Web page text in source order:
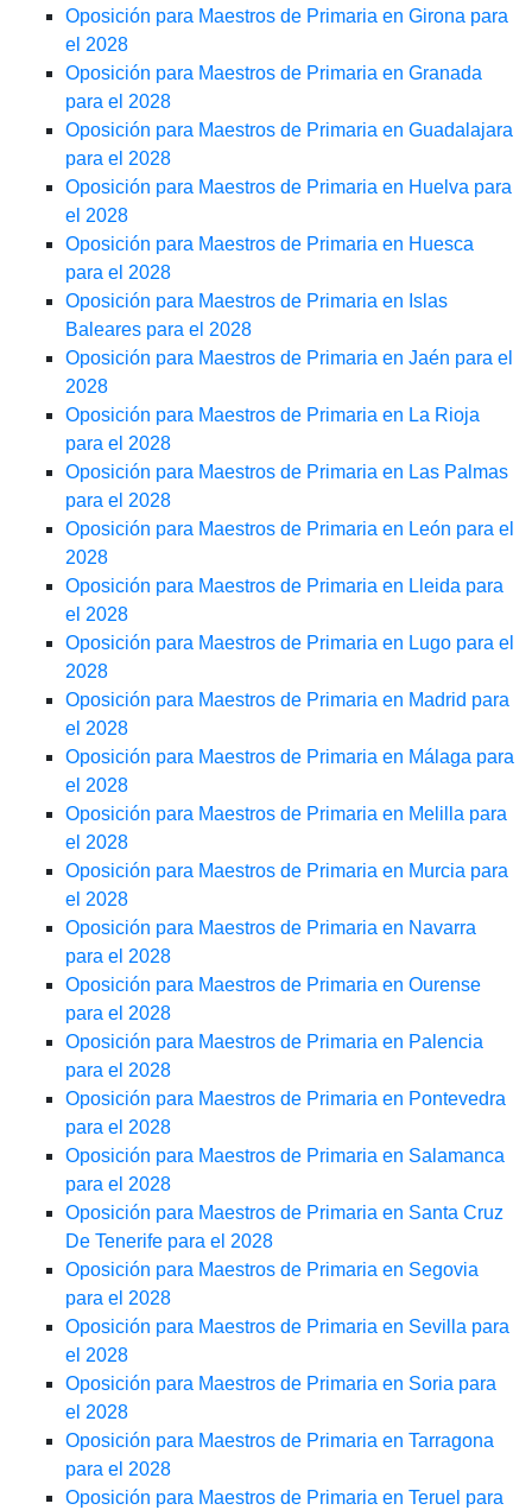
Oposición para Maestros de Primaria en Girona para
el 2028
Oposición para Maestros de Primaria en Granada
para el 2028
Oposición para Maestros de Primaria en Guadalajara
para el 2028
Oposición para Maestros de Primaria en Huelva para
el 2028
Oposición para Maestros de Primaria en Huesca
para el 2028
Oposición para Maestros de Primaria en Islas
Baleares para el 2028
Oposición para Maestros de Primaria en Jaén para el
2028
Oposición para Maestros de Primaria en La Rioja
para el 2028
Oposición para Maestros de Primaria en Las Palmas
para el 2028
Oposición para Maestros de Primaria en León para el
2028
Oposición para Maestros de Primaria en Lleida para
el 2028
Oposición para Maestros de Primaria en Lugo para el
2028
Oposición para Maestros de Primaria en Madrid para
el 2028
Oposición para Maestros de Primaria en Málaga para
el 2028
Oposición para Maestros de Primaria en Melilla para
el 2028
Oposición para Maestros de Primaria en Murcia para
el 2028
Oposición para Maestros de Primaria en Navarra
para el 2028
Oposición para Maestros de Primaria en Ourense
para el 2028
Oposición para Maestros de Primaria en Palencia
para el 2028
Oposición para Maestros de Primaria en Pontevedra
para el 2028
Oposición para Maestros de Primaria en Salamanca
para el 2028
Oposición para Maestros de Primaria en Santa Cruz
De Tenerife para el 2028
Oposición para Maestros de Primaria en Segovia
para el 2028
Oposición para Maestros de Primaria en Sevilla para
el 2028
Oposición para Maestros de Primaria en Soria para
el 2028
Oposición para Maestros de Primaria en Tarragona
para el 2028
Oposición para Maestros de Primaria en Teruel para